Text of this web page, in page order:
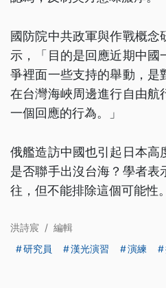
國防院中共政軍與作戰概念
示，「目的是回應近期中國
爭裡面一些支持的舉動，是
在台灣海峽周邊進行自由航
一個回應的行為。」
俄艦造訪中國也引起日本高
是否聯手出沒台海？學者表
往，但不能排除這個可能性。
洪詩宸 / 編輯
研究員
漢光演習 演練